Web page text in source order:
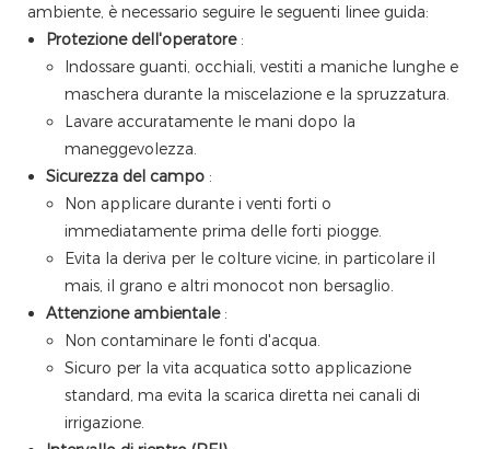
ambiente, è necessario seguire le seguenti linee guida:
Protezione dell'operatore :
Indossare guanti, occhiali, vestiti a maniche lunghe e
maschera durante la miscelazione e la spruzzatura.
Lavare accuratamente le mani dopo la
maneggevolezza.
Sicurezza del campo :
Non applicare durante i venti forti o
immediatamente prima delle forti piogge.
Evita la deriva per le colture vicine, in particolare il
mais, il grano e altri monocot non bersaglio.
Attenzione ambientale :
Non contaminare le fonti d'acqua.
Sicuro per la vita acquatica sotto applicazione
standard, ma evita la scarica diretta nei canali di
irrigazione.